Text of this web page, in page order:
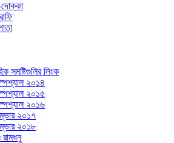
সমষ্টিগুলির লিংক
২০১৪
২০১৫
২০১৬
২০১৭
২০১৮
রামধনু